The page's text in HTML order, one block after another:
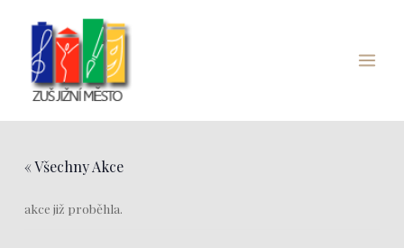
Menu
« Všechny Akce
akce již proběhla.